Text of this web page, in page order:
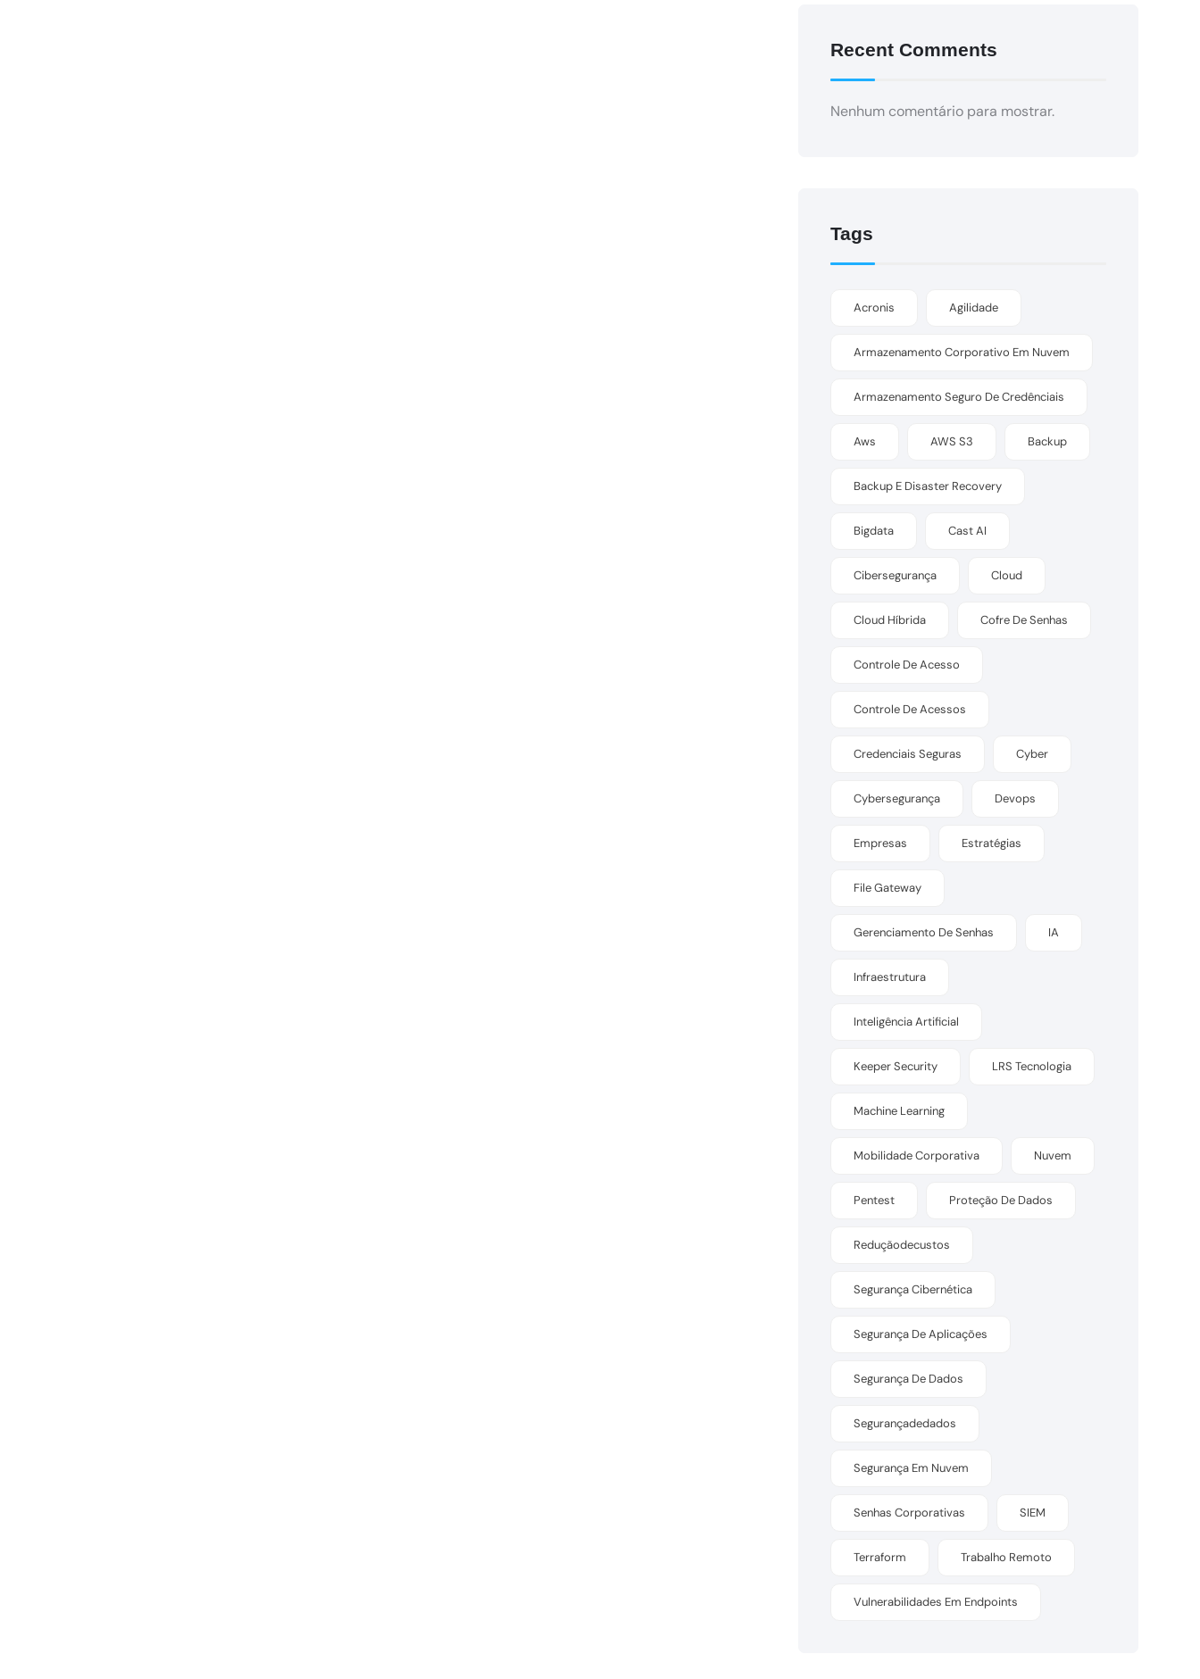
Recent Comments
Nenhum comentário para mostrar.
Tags
Acronis Agilidade
Armazenamento Corporativo Em Nuvem
Armazenamento Seguro De Credênciais
Aws AWS S3 Backup
Backup E Disaster Recovery
Bigdata Cast AI
Cibersegurança Cloud
Cloud Híbrida Cofre De Senhas
Controle De Acesso
Controle De Acessos
Credenciais Seguras Cyber
Cybersegurança Devops
Empresas Estratégias
File Gateway
Gerenciamento De Senhas IA
Infraestrutura
Inteligência Artificial
Keeper Security LRS Tecnologia
Machine Learning
Mobilidade Corporativa Nuvem
Pentest Proteção De Dados
Reduçãodecustos
Segurança Cibernética
Segurança De Aplicações
Segurança De Dados
Segurançadedados
Segurança Em Nuvem
Senhas Corporativas SIEM
Terraform Trabalho Remoto
Vulnerabilidades Em Endpoints